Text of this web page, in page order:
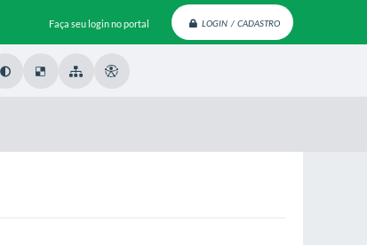
Faça seu login no portal LOGIN / CADASTRO